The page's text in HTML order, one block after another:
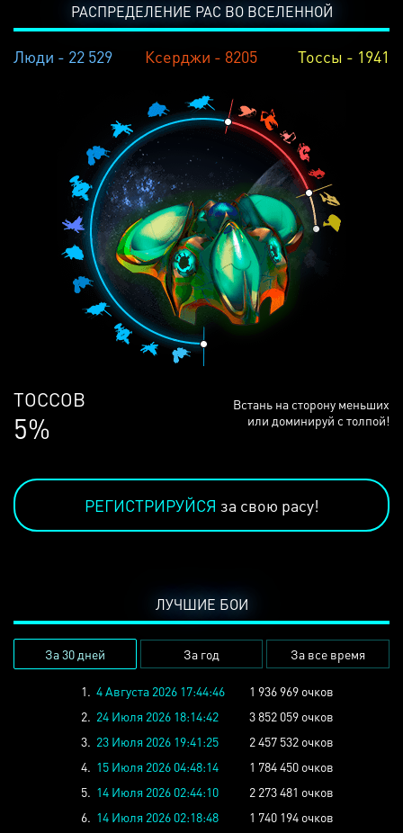
РАСПРЕДЕЛЕНИЕ РАС ВО ВСЕЛЕННОЙ
Люди - 22 529 Ксерджи - 8205 Тоссы - 1941
ЛЮДЕЙ
68%
Встань на сторону меньших
или доминируй с толпой!
РЕГИСТРИРУЙСЯ за свою расу!
ЛУЧШИЕ БОИ
За 30 дней За год За все время
1. 4 Августа 2026 17:44:46
1 936 969 очков
2. 24 Июля 2026 18:14:42
3 852 059 очков
3. 23 Июля 2026 19:41:25
2 457 532 очков
4. 15 Июля 2026 04:48:14
1 784 450 очков
5. 14 Июля 2026 02:44:10
2 273 481 очков
6. 14 Июля 2026 02:18:48
1 740 194 очков